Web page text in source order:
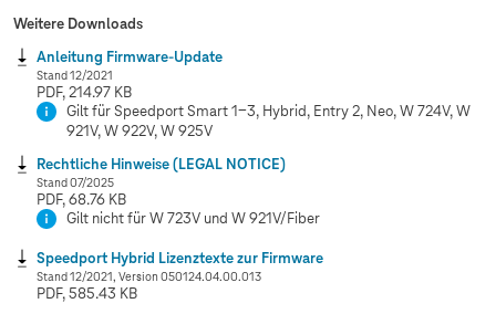
Weitere Downloads
Anleitung Firmware-Update
Stand 12/2021
PDF, 214.97 KB
Gilt für Speedport Smart 1-3, Hybrid, Entry 2, Neo, W 724V, W
921V, W 922V, W 925V
Rechtliche Hinweise (LEGAL NOTICE)
Stand 07/2025
PDF, 68.76 KB
Gilt nicht für W 723V und W 921V/Fiber
Speedport Hybrid Lizenztexte zur Firmware
Stand 12/2021, Version 050124.04.00.013
PDF, 585.43 KB